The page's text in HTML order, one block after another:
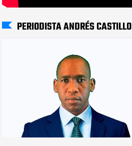
PERIODISTA ANDRÉS CASTILLO